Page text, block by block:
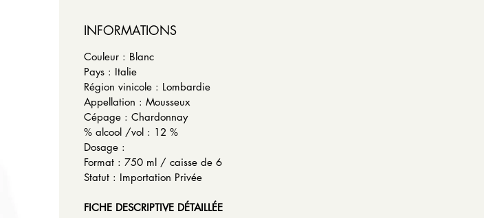
INFORMATIONS
Couleur : Blanc
Pays : Italie
Région vinicole : Lombardie
Appellation : Mousseux
Cépage : Chardonnay
% alcool /vol : 12 %
Dosage :
Format : 750 ml / caisse de 6
Statut : Importation Privée
FICHE DESCRIPTIVE DÉTAILLÉE